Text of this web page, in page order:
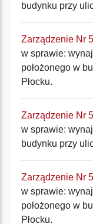
budynku przy
Zarządzenie Nr
w sprawie:
położonego w
Płocku.
Zarządzenie Nr
w sprawie:
budynku przy
Zarządzenie Nr
w sprawie:
położonego w
Płocku.